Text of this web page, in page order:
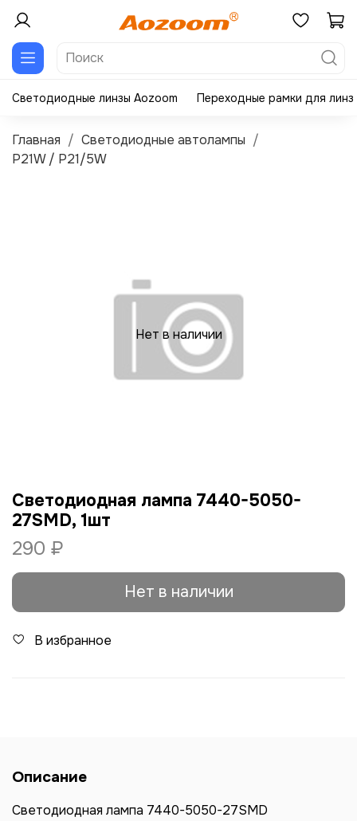
Светодиодные линзы Aozoom Переходные рамки для линз
Главная
Светодиодные автолампы
P21W / P21/5W
Нет в наличии
Светодиодная лампа 7440-5050-
27SMD, 1шт
290 ₽
Нет в наличии
В избранное
Описание
Светодиодная лампа 7440-5050-27SMD